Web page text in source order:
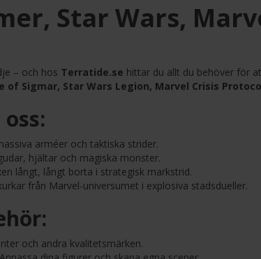
Star Wars,
– och hos Terratide.se hittar du allt du behöver för
of Sigmar, Star Wars Legion, Marvel Crisis
arméer och taktiska strider.
hjältar och magiska monster.
långt, långt borta i strategisk markstrid.
från Marvel-universumet i explosiva stadsdueller.
och andra kvalitetsmärken.